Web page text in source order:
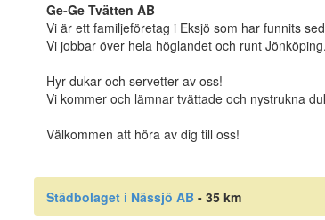
Ge-Ge Tvätten AB
Vi är ett familjeföretag i Eksjö som har funnits
Vi jobbar över hela höglandet och runt
Hyr dukar och servetter av oss!
Vi kommer och lämnar tvättade och nystrukna
Välkommen att höra av dig till oss!
Städbolaget i Nässjö AB- 35 km